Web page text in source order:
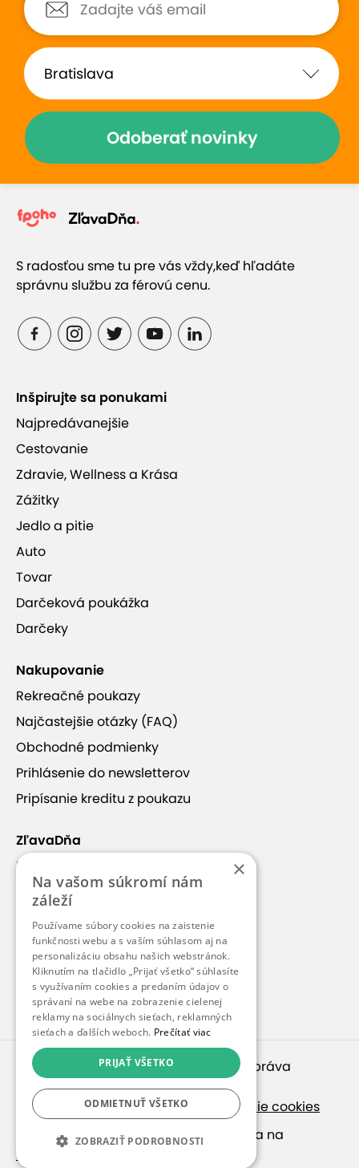
Odoberať novinky
S radosťou sme tu pre vás vždy,keď hľadáte
správnu službu za férovú cenu.
Inšpirujte sa ponukami
Najpredávanejšie
Cestovanie
Zdravie, Wellness a Krása
Zážitky
Jedlo a pitie
Auto
Tovar
Darčeková poukážka
Darčeky
Nakupovanie
Rekreačné poukazy
Najčastejšie otázky (FAQ)
Obchodné podmienky
Prihlásenie do newsletterov
Pripísanie kreditu z poukazu
ZľavaDňa
Náš príbeh
Kontakt
Kariéra
Blog
Pre médiá
Pre partnerov
© 2010 – 2026inspirago s. r. o.
. Všetky práva
vyhradené.
Ochrana osobných údajov|
Nastavenie cookies
Ak hľadáte ponuky v češtine, pozrite sa na
SlevaDne.cz
×
Na vašom súkromí nám
záleží
Používame súbory cookies na zaistenie
funkčnosti webu a s vaším súhlasom aj na
personalizáciu obsahu našich webstránok.
Kliknutím na tlačidlo „Prijať všetko“ súhlasíte
s využívaním cookies a predaním údajov o
správaní na webe na zobrazenie cielenej
reklamy na sociálnych sieťach, reklamných
sieťach a ďalších weboch. Prečítať viac
PRIJAŤ VŠETKO
ODMIETNUŤ VŠETKO
ZOBRAZIŤ PODROBNOSTI